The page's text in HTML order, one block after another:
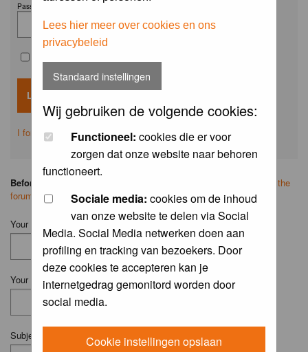
Lees hier meer over cookies en ons
privacybeleid
Standaard instellingen
Wij gebruiken de volgende cookies:
Functioneel: cookies die er voor
zorgen dat onze website naar behoren
functioneert.
Sociale media: cookies om de inhoud
van onze website te delen via Social
Media. Social Media netwerken doen aan
profiling en tracking van bezoekers. Door
deze cookies te accepteren kan je
internetgedrag gemonitord worden door
social media.
Cookie instellingen opslaan
Password:
I forgot my password
Before you ask your question:
search on the
forum
first.
Your Name (Fill in your username if you have one):
Your Email:
Subject: